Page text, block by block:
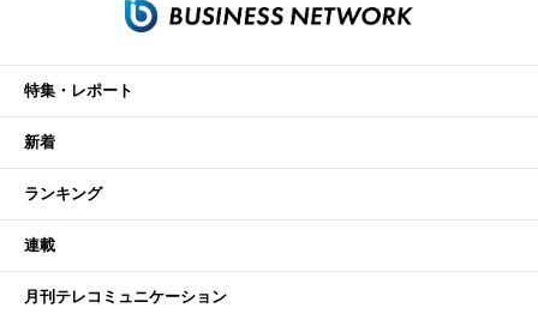
特集・レポート
新着
ランキング
連載
月刊テレコミュニケーション